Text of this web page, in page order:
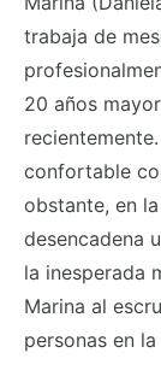
trabaja de
20 años
confortable
obstante, en
desencadena
la inesperada
Marina al
personas en